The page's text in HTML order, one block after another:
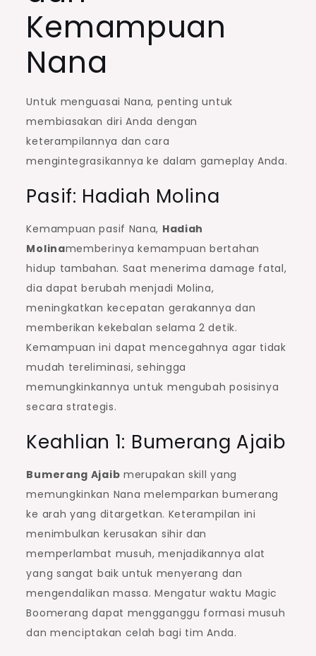
Kemampuan
Nana
Untuk menguasai Nana, penting untuk
membiasakan diri Anda dengan
keterampilannya dan cara
mengintegrasikannya ke dalam gameplay Anda.
Pasif: Hadiah Molina
Kemampuan pasif Nana, Hadiah
Molinamemberinya kemampuan bertahan
hidup tambahan. Saat menerima damage fatal,
dia dapat berubah menjadi Molina,
meningkatkan kecepatan gerakannya dan
memberikan kekebalan selama 2 detik.
Kemampuan ini dapat mencegahnya agar tidak
mudah tereliminasi, sehingga
memungkinkannya untuk mengubah posisinya
secara strategis.
Keahlian 1: Bumerang Ajaib
Bumerang Ajaib merupakan skill yang
memungkinkan Nana melemparkan bumerang
ke arah yang ditargetkan. Keterampilan ini
menimbulkan kerusakan sihir dan
memperlambat musuh, menjadikannya alat
yang sangat baik untuk menyerang dan
mengendalikan massa. Mengatur waktu Magic
Boomerang dapat mengganggu formasi musuh
dan menciptakan celah bagi tim Anda.